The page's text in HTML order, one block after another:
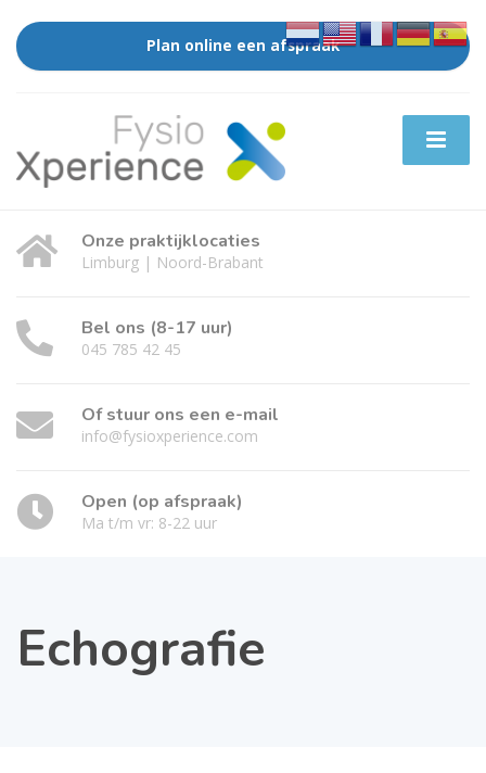
Plan online een afspraak
Onze praktijklocaties
Limburg | Noord-Brabant
Bel ons (8-17 uur)
045 785 42 45
Of stuur ons een e-mail
info@fysioxperience.com
Open (op afspraak)
Ma t/m vr: 8-22 uur
Echografie